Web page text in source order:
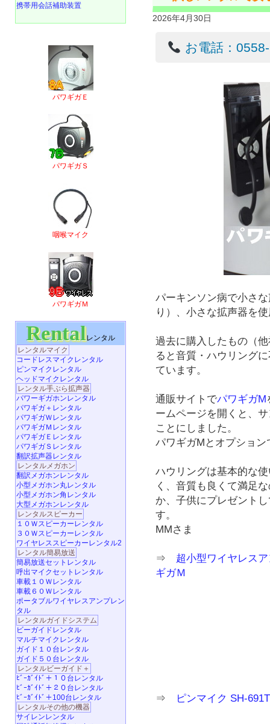
2026年4月30日
お電話：
パーキンソン病で小さ
り）、小さな拡声器を
過去に購入したもの（
ると音質・ハウリング
ています。
通販サイトでパワギガM
ームページを開くと、
ことにしました。
パワギガMとオプション
ハウリングは基本的な
く、音質も良くて満足
か、子供にプレゼント
す。
MMさま
⇒ 超小型ワイヤレス
ギガＭ
⇒ ピンマイク SH-
携帯用会話補助装置
パワギガＥ
パワギガＳ
咽喉マイク
パワギガＭ
Rentalレンタル
レンタルマイク
コードレスマイクレンタル
ピンマイクレンタル
ヘッドマイクレンタル
レンタル手ぶら拡声器
パワーギガホンレンタル
パワギガ＋レンタル
パワギガＷレンタル
パワギガＭレンタル
パワギガＥレンタル
パワギガＳレンタル
翻訳拡声器レンタル
レンタルメガホン
翻訳メガホンレンタル
小型メガホン丸レンタル
小型メガホン角レンタル
大型メガホンレンタル
レンタルスピーカー
１０Ｗスピーカーレンタル
３０Ｗスピーカーレンタル
ワイヤレススピーカーレンタル2
レンタル簡易放送
簡易放送セットレンタル
呼出マイクセットレンタル
車載１０Ｗレンタル
車載６０Ｗレンタル
ポータブルワイヤレスアンプレン
タル
レンタルガイドシステム
ビーガイドレンタル
マルチマイクレンタル
ガイド１０台レンタル
ガイド５０台レンタル
レンタルビーガイド＋
ﾋﾞｰｶﾞｲﾄﾞ＋１０台レンタル
ﾋﾞｰｶﾞｲﾄﾞ＋２０台レンタル
ﾋﾞｰｶﾞｲﾄﾞ＋100台レンタル
レンタルその他の機器
サイレンレンタル